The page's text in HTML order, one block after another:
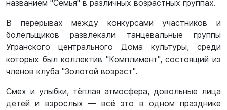
названием "Семья" в различных возрастных группах.
В перерывах между конкурсами участников и
болельщиков развлекали танцевальные группы
Угранского центрального Дома культуры, среди
которых был коллектив "Комплимент", состоящий из
членов клуба "Золотой возраст".
Смех и улыбки, тёплая атмосфера, довольные лица
детей и взрослых — всë это в одном празднике